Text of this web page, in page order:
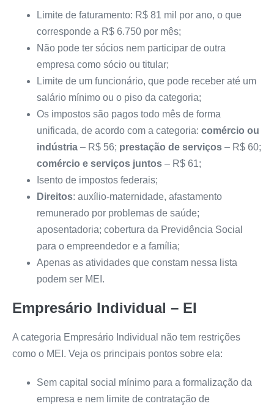
Limite de faturamento: R$ 81 mil por ano, o que
corresponde a R$ 6.750 por mês;
Não pode ter sócios nem participar de outra
empresa como sócio ou titular;
Limite de um funcionário, que pode receber até um
salário mínimo ou o piso da categoria;
Os impostos são pagos todo mês de forma
unificada, de acordo com a categoria: comércio ou
indústria – R$ 56; prestação de serviços – R$ 60;
comércio e serviços juntos – R$ 61;
Isento de impostos federais;
Direitos: auxílio-maternidade, afastamento
remunerado por problemas de saúde;
aposentadoria; cobertura da Previdência Social
para o empreendedor e a família;
Apenas as atividades que constam nessa lista
podem ser MEI.
Empresário Individual – EI
A categoria Empresário Individual não tem restrições
como o MEI. Veja os principais pontos sobre ela:
Sem capital social mínimo para a formalização da
empresa e nem limite de contratação de